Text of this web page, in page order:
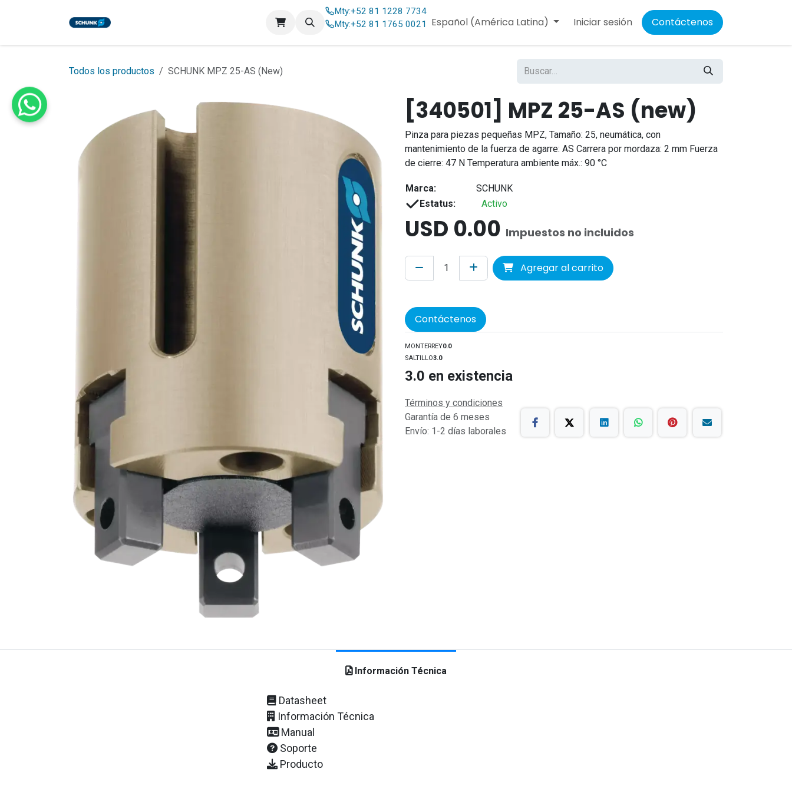
Contáctenos
Mty:+52 81 1228 7734
Mty:+52 81 1765 0021 Español (América Latina) Iniciar sesión Contáctenos
Todos los productos SCHUNK MPZ 25-AS (New)
[340501] MPZ 25-AS (new)
Pinza para piezas pequeñas MPZ, Tamaño: 25, neumática, con
mantenimiento de la fuerza de agarre: AS Carrera por mordaza: 2 mm Fuerza
de cierre: 47 N Temperatura ambiente máx.: 90 °C
Marca:
SCHUNK
Estatus:
Activo
USD 0.00 Impuestos no incluidos
Agregar al carrito
Contáctenos
MONTERREY0.0
SALTILLO3.0
3.0 en existencia
Términos y condiciones
Garantía de 6 meses
Envío: 1-2 días laborales
Información Técnica
Datasheet
Información Técnica
Manual
Soporte
Producto